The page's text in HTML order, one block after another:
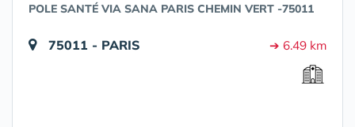
POLE SANTÉ VIA SANA PARIS CHEMIN VERT -75011
75011 - PARIS ➔ 6.49 km